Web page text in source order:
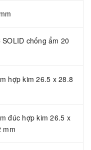
SOLID chống ẩm 20
hợp kim 26.5 x 28.8
đúc hợp kim 26.5 x
mm